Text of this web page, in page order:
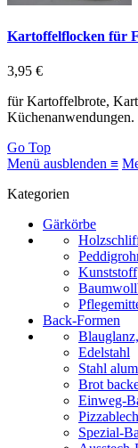
Kartoffelflocken für
3,95 €
für Kartoffelbrote,
Küchenanwendungen.
Go Top
Menü ausblenden ≡
Kategorien
Gärkörbe
Kunststoff
Back-Formen
Edelstahl
Stahl
Brot
Einweg-
Pizzablech
Spezial-